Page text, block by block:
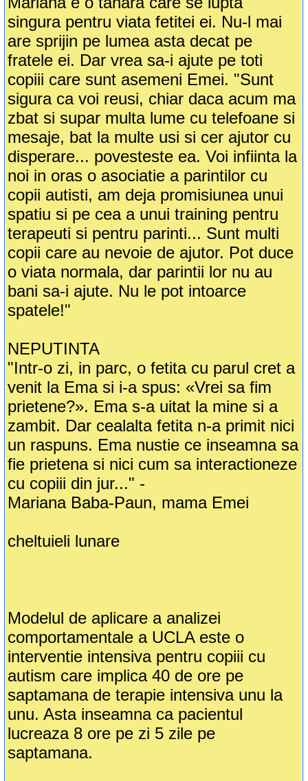
singura pentru viata fetitei ei. Nu-l mai
are sprijin pe lumea asta decat pe
fratele ei. Dar vrea sa-i ajute pe toti
copiii care sunt asemeni Emei. "Sunt
sigura ca voi reusi, chiar daca acum ma
zbat si supar multa lume cu telefoane si
mesaje, bat la multe usi si cer ajutor cu
disperare... povesteste ea. Voi infiinta la
noi in oras o asociatie a parintilor cu
copii autisti, am deja promisiunea unui
spatiu si pe cea a unui training pentru
terapeuti si pentru parinti... Sunt multi
copii care au nevoie de ajutor. Pot duce
o viata normala, dar parintii lor nu au
bani sa-i ajute. Nu le pot intoarce
spatele!"
NEPUTINTA
"Intr-o zi, in parc, o fetita cu parul cret a
venit la Ema si i-a spus: «Vrei sa fim
prietene?». Ema s-a uitat la mine si a
zambit. Dar cealalta fetita n-a primit nici
un raspuns. Ema nustie ce inseamna sa
fie prietena si nici cum sa interactioneze
cu copiii din jur..." -
Mariana Baba-Paun, mama Emei
cheltuieli lunare
Modelul de aplicare a analizei
comportamentale a UCLA este o
interventie intensiva pentru copiii cu
autism care implica 40 de ore pe
saptamana de terapie intensiva unu la
unu. Asta inseamna ca pacientul
lucreaza 8 ore pe zi 5 zile pe
saptamana.